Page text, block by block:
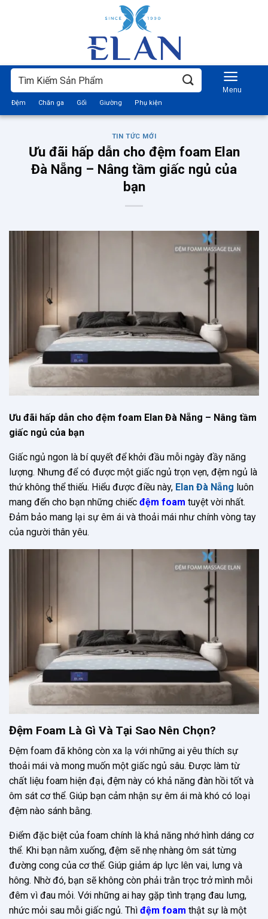
Tìm
kiếm:
Đệm Chăn ga Gối Giường Phụ kiện
TIN TỨC MỚI
Ưu đãi hấp dẫn cho đệm foam Elan
Đà Nẵng – Nâng tầm giấc ngủ của
bạn
Ưu đãi hấp dẫn cho đệm foam Elan Đà Nẵng – Nâng tầm
giấc ngủ của bạn
Giấc ngủ ngon là bí quyết để khởi đầu mỗi ngày đầy năng
lượng. Nhưng để có được một giấc ngủ trọn vẹn, đệm ngủ là
thứ không thể thiếu. Hiểu được điều này, Elan Đà Nẵng luôn
mang đến cho bạn những chiếc đệm foam tuyệt vời nhất.
Đảm bảo mang lại sự êm ái và thoải mái như chính vòng tay
của người thân yêu.
Đệm Foam Là Gì Và Tại Sao Nên Chọn?
Đệm foam đã không còn xa lạ với những ai yêu thích sự
thoải mái và mong muốn một giấc ngủ sâu. Được làm từ
chất liệu foam hiện đại, đệm này có khả năng đàn hồi tốt và
ôm sát cơ thể. Giúp bạn cảm nhận sự êm ái mà khó có loại
đệm nào sánh bằng.
Điểm đặc biệt của foam chính là khả năng nhớ hình dáng cơ
thể. Khi bạn nằm xuống, đệm sẽ nhẹ nhàng ôm sát từng
đường cong của cơ thể. Giúp giảm áp lực lên vai, lưng và
hông. Nhờ đó, bạn sẽ không còn phải trằn trọc trở mình mỗi
đêm vì đau mỏi. Với những ai hay gặp tình trạng đau lưng,
nhức mỏi sau mỗi giấc ngủ. Thì đệm foam thật sự là một